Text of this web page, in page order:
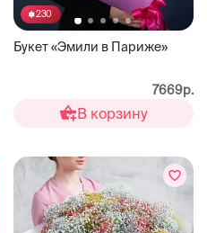
230
Букет «Эмили в Париже»
7669р.
В корзину